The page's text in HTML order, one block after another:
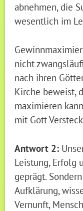
abnehmen, die
wesentlich im
nicht
nach ihren
Kirche beweist,
maximieren
mit Gott
Antwort 2:
Leistung, Erfolg
geprägt.
Aufklärung,
Vernunft,